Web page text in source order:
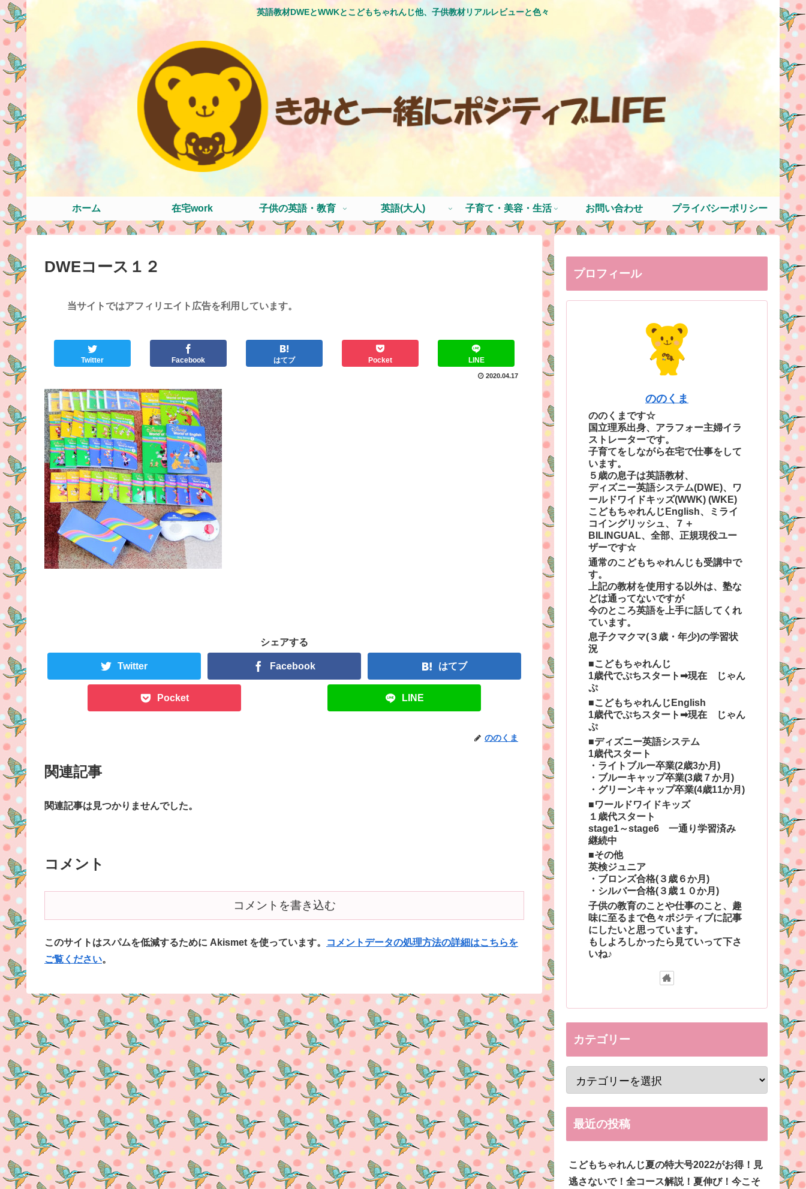
英語教材DWEとWWKとこどもちゃれんじ他、子供教材リアルレビューと色々
ホーム 在宅work 子供の英語・教育 英語(大人) 子育て・美容・生活 お問い合わせ プライバシーポリシー
DWEコース１２
当サイトではアフィリエイト広告を利用しています。
Twitter Facebook はてブ Pocket LINE
2020.04.17
シェアする
Twitter Facebook はてブ
Pocket LINE
ののくま
関連記事
関連記事は見つかりませんでした。
コメント
コメントを書き込む
このサイトはスパムを低減するために Akismet を使っています。
コメントデータの処理方法の詳細はこちらを
ご覧ください。
プロフィール
ののくま
ののくまです☆
国立理系出身、アラフォー主婦イラ
ストレーターです。
子育てをしながら在宅で仕事をして
います。
５歳の息子は英語教材、
ディズニー英語システム(DWE)、ワ
ールドワイドキッズ(WWK) (WKE)
こどもちゃれんじEnglish、ミライ
コイングリッシュ、７＋
BILINGUAL、全部、正規現役ユー
ザーです☆
通常のこどもちゃれんじも受講中で
す。
上記の教材を使用する以外は、塾な
どは通ってないですが
今のところ英語を上手に話してくれ
ています。
息子クマクマ(３歳・年少)の学習状
況
■こどもちゃれんじ
1歳代でぷちスタート➡現在 じゃん
ぷ
■こどもちゃれんじEnglish
1歳代でぷちスタート➡現在 じゃん
ぷ
■ディズニー英語システム
1歳代スタート
・ライトブルー卒業(2歳3か月)
・ブルーキャップ卒業(3歳７か月)
・グリーンキャップ卒業(4歳11か月)
■ワールドワイドキッズ
１歳代スタート
stage1～stage6 一通り学習済み
継続中
■その他
英検ジュニア
・ブロンズ合格(３歳６か月)
・シルバー合格(３歳１０か月)
子供の教育のことや仕事のこと、趣
味に至るまで色々ポジティブに記事
にしたいと思っています。
もしよろしかったら見ていって下さ
いね♪
カテゴリー
最近の投稿
こどもちゃれんじ夏の特大号2022がお得！見
逃さないで！全コース解説！夏伸び！今こそ